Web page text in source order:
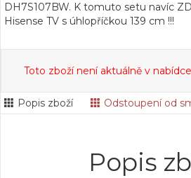
DH7S107BW. K tomuto setu navíc
Hisense TV s úhlopříčkou 139 cm !!!
Toto zboží není aktuálně v
Popis zboží Odstoupení od
Popis